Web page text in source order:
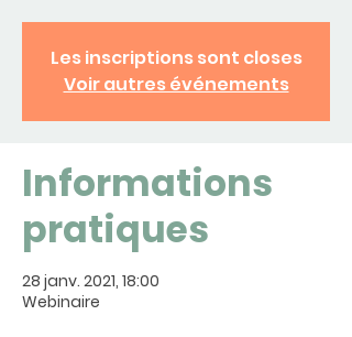
Les inscriptions sont closes
Voir autres événements
Informations
pratiques
28 janv. 2021, 18:00
Webinaire